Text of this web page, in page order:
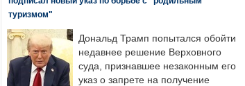
туризмом"
Дональд Трамп попытался обойти
недавнее решение Верховного
суда, признавшее незаконным его
указ о запрете на получение